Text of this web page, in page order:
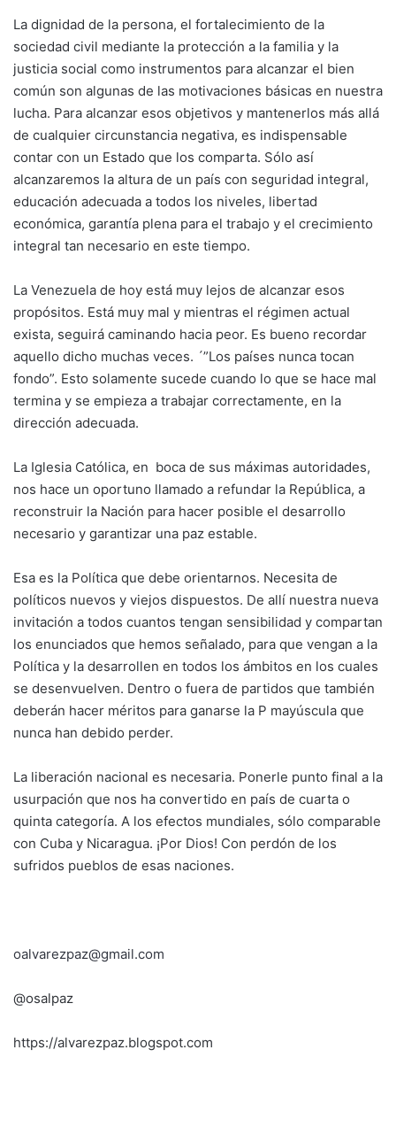
La dignidad de la persona, el fortalecimiento de la
sociedad civil mediante la protección a la familia y la
justicia social como instrumentos para alcanzar el bien
común son algunas de las motivaciones básicas en nuestra
lucha. Para alcanzar esos objetivos y mantenerlos más allá
de cualquier circunstancia negativa, es indispensable
contar con un Estado que los comparta. Sólo así
alcanzaremos la altura de un país con seguridad integral,
educación adecuada a todos los niveles, libertad
económica, garantía plena para el trabajo y el crecimiento
integral tan necesario en este tiempo.
La Venezuela de hoy está muy lejos de alcanzar esos
propósitos. Está muy mal y mientras el régimen actual
exista, seguirá caminando hacia peor. Es bueno recordar
aquello dicho muchas veces. ´”Los países nunca tocan
fondo”. Esto solamente sucede cuando lo que se hace mal
termina y se empieza a trabajar correctamente, en la
dirección adecuada.
La Iglesia Católica, en boca de sus máximas autoridades,
nos hace un oportuno llamado a refundar la República, a
reconstruir la Nación para hacer posible el desarrollo
necesario y garantizar una paz estable.
Esa es la Política que debe orientarnos. Necesita de
políticos nuevos y viejos dispuestos. De allí nuestra nueva
invitación a todos cuantos tengan sensibilidad y compartan
los enunciados que hemos señalado, para que vengan a la
Política y la desarrollen en todos los ámbitos en los cuales
se desenvuelven. Dentro o fuera de partidos que también
deberán hacer méritos para ganarse la P mayúscula que
nunca han debido perder.
La liberación nacional es necesaria. Ponerle punto final a la
usurpación que nos ha convertido en país de cuarta o
quinta categoría. A los efectos mundiales, sólo comparable
con Cuba y Nicaragua. ¡Por Dios! Con perdón de los
sufridos pueblos de esas naciones.
oalvarezpaz@gmail.com
@osalpaz
https://alvarezpaz.blogspot.com